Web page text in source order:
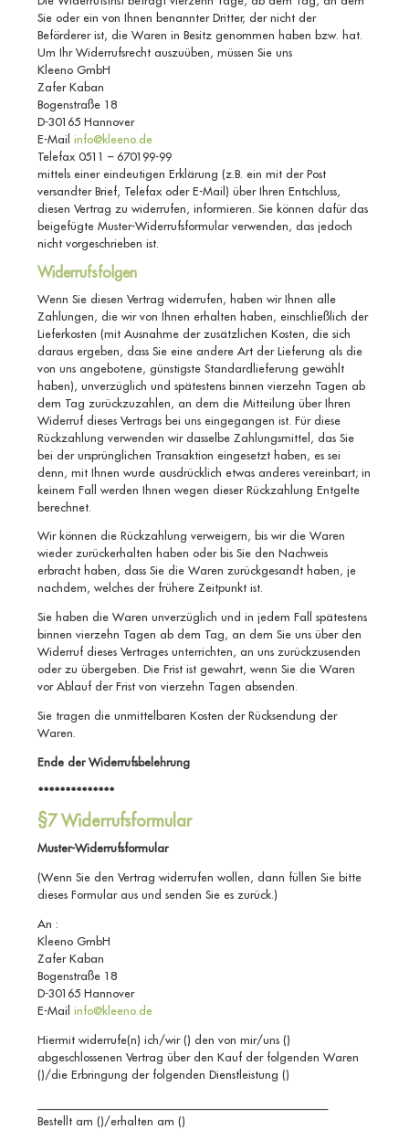
Sie oder ein von Ihnen benannter Dritter, der nicht der
Beförderer ist, die Waren in Besitz genommen haben bzw. hat.
Um Ihr Widerrufsrecht auszuüben, müssen Sie uns
Kleeno GmbH
Zafer Kaban
Bogenstraße 18
D-30165 Hannover
E-Mail info@kleeno.de
Telefax 0511 – 670199-99
mittels einer eindeutigen Erklärung (z.B. ein mit der Post
versandter Brief, Telefax oder E-Mail) über Ihren Entschluss,
diesen Vertrag zu widerrufen, informieren. Sie können dafür das
beigefügte Muster-Widerrufsformular verwenden, das jedoch
nicht vorgeschrieben ist.
Widerrufsfolgen
Wenn Sie diesen Vertrag widerrufen, haben wir Ihnen alle
Zahlungen, die wir von Ihnen erhalten haben, einschließlich der
Lieferkosten (mit Ausnahme der zusätzlichen Kosten, die sich
daraus ergeben, dass Sie eine andere Art der Lieferung als die
von uns angebotene, günstigste Standardlieferung gewählt
haben), unverzüglich und spätestens binnen vierzehn Tagen ab
dem Tag zurückzuzahlen, an dem die Mitteilung über Ihren
Widerruf dieses Vertrags bei uns eingegangen ist. Für diese
Rückzahlung verwenden wir dasselbe Zahlungsmittel, das Sie
bei der ursprünglichen Transaktion eingesetzt haben, es sei
denn, mit Ihnen wurde ausdrücklich etwas anderes vereinbart; in
keinem Fall werden Ihnen wegen dieser Rückzahlung Entgelte
berechnet.
Wir können die Rückzahlung verweigern, bis wir die Waren
wieder zurückerhalten haben oder bis Sie den Nachweis
erbracht haben, dass Sie die Waren zurückgesandt haben, je
nachdem, welches der frühere Zeitpunkt ist.
Sie haben die Waren unverzüglich und in jedem Fall spätestens
binnen vierzehn Tagen ab dem Tag, an dem Sie uns über den
Widerruf dieses Vertrages unterrichten, an uns zurückzusenden
oder zu übergeben. Die Frist ist gewahrt, wenn Sie die Waren
vor Ablauf der Frist von vierzehn Tagen absenden.
Sie tragen die unmittelbaren Kosten der Rücksendung der
Waren.
Ende der Widerrufsbelehrung
**************
§7 Widerrufsformular
Muster-Widerrufsformular
(Wenn Sie den Vertrag widerrufen wollen, dann füllen Sie bitte
dieses Formular aus und senden Sie es zurück.)
An :
Kleeno GmbH
Zafer Kaban
Bogenstraße 18
D-30165 Hannover
E-Mail info@kleeno.de
Hiermit widerrufe(n) ich/wir () den von mir/uns ()
abgeschlossenen Vertrag über den Kauf der folgenden Waren
()/die Erbringung der folgenden Dienstleistung ()
Bestellt am ()/erhalten am ()